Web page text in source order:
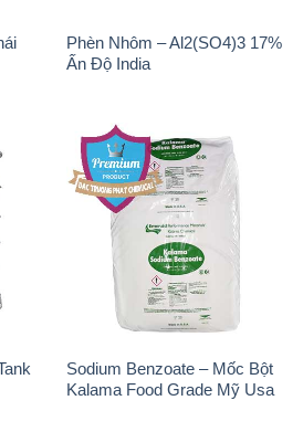
Sodium Benzoate – Mốc Bột
Kalama Food Grade Mỹ Usa